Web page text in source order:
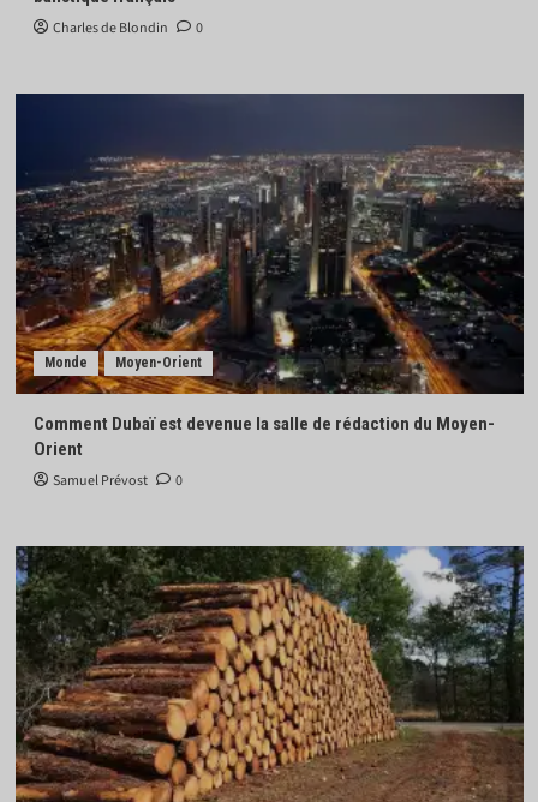
Charles de Blondin 0
Monde Moyen-Orient
Comment Dubaï est devenue la salle de rédaction du Moyen-
Orient
Samuel Prévost 0